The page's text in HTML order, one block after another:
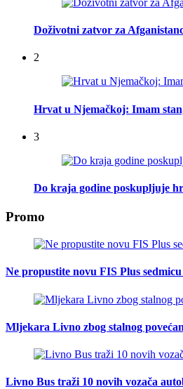
Doživotni zatvor za
2
Hrvat u Njemačkoj: Imam
3
Do kraja godine poskupljuje
Promo
Ne propustite novu FIS Plus sedmicu
Mljekara Livno zbog stalnog
Livno Bus traži 10 novih vozača